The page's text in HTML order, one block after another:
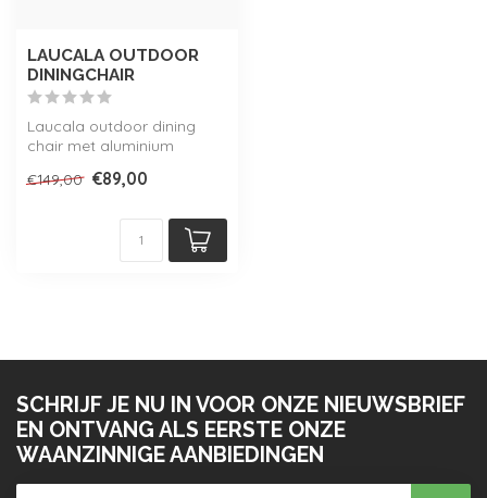
LAUCALA OUTDOOR
DININGCHAIR
Laucala outdoor dining
chair met aluminium
textileen zitting...
€149,00 €89,00
SCHRIJF JE NU IN VOOR ONZE NIEUWSBRIEF
EN ONTVANG ALS EERSTE ONZE
WAANZINNIGE AANBIEDINGEN